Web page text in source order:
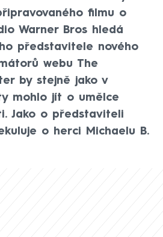
filmu o
Warner Bros hledá
představitele nového
webu The
by stejně jako v
mohlo jít o umělce
Jako o představiteli
o herci Michaelu B.